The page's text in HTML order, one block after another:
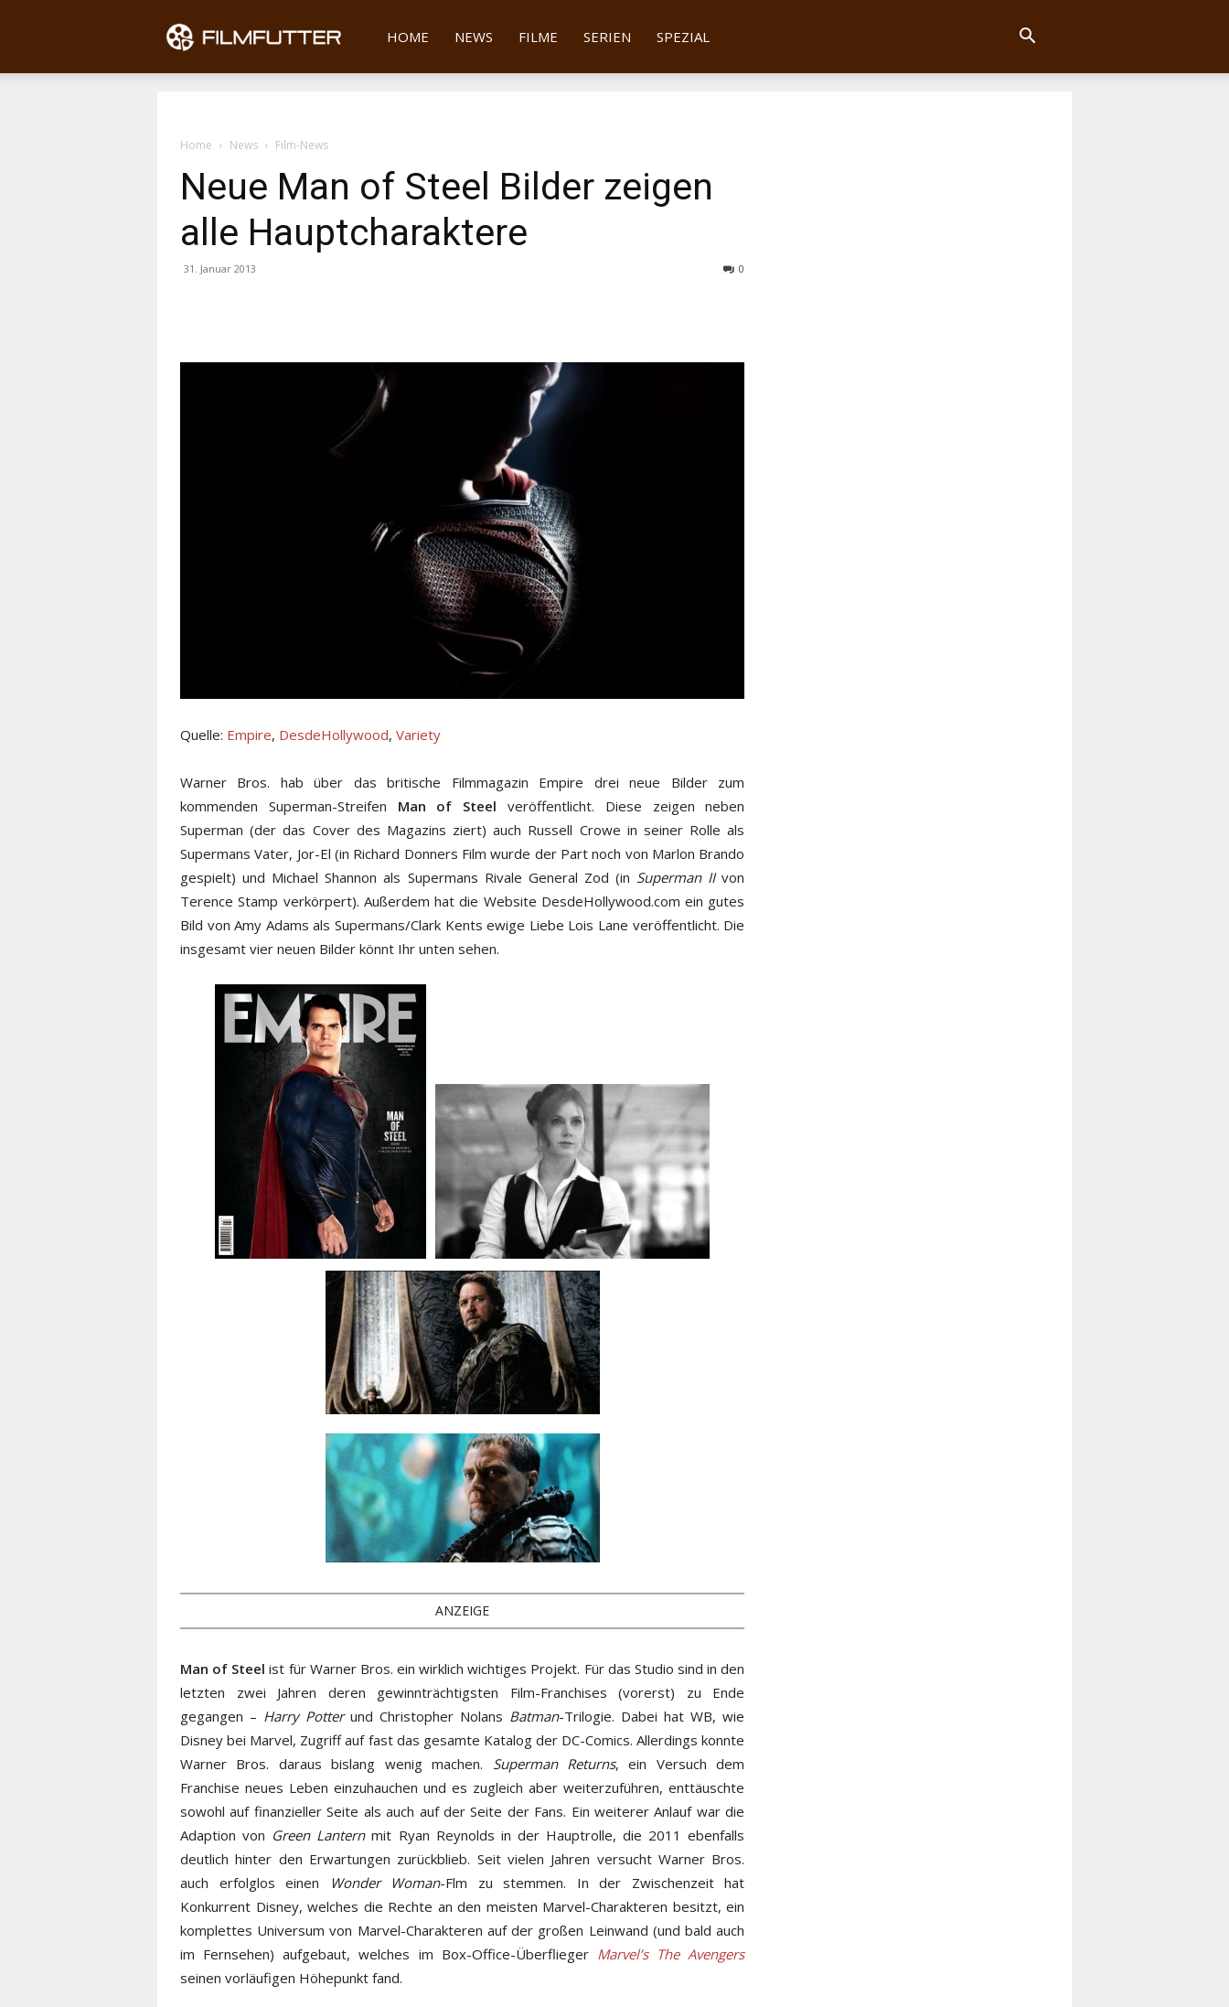
Filmfutter
HOME NEWS FILME SERIEN SPEZIAL
Home News Film-News
Neue Man of Steel Bilder zeigen
alle Hauptcharaktere
31. Januar 2013 0
Quelle: Empire, DesdeHollywood, Variety
Warner Bros. hab über das britische Filmmagazin Empire drei neue Bilder zum
kommenden Superman-Streifen Man of Steel veröffentlicht. Diese zeigen neben
Superman (der das Cover des Magazins ziert) auch Russell Crowe in seiner Rolle als
Supermans Vater, Jor-El (in Richard Donners Film wurde der Part noch von Marlon Brando
gespielt) und Michael Shannon als Supermans Rivale General Zod (in Superman IIvon
Terence Stamp verkörpert). Außerdem hat die Website DesdeHollywood.com ein gutes
Bild von Amy Adams als Supermans/Clark Kents ewige Liebe Lois Lane veröffentlicht. Die
insgesamt vier neuen Bilder könnt Ihr unten sehen.
ANZEIGE
Man of Steel ist für Warner Bros. ein wirklich wichtiges Projekt. Für das Studio sind in den
letzten zwei Jahren deren gewinnträchtigsten Film-Franchises (vorerst) zu Ende
gegangen – Harry Potterund Christopher Nolans Batman-Trilogie. Dabei hat WB, wie
Disney bei Marvel, Zugriff auf fast das gesamte Katalog der DC-Comics. Allerdings konnte
Warner Bros. daraus bislang wenig machen. Superman Returns, ein Versuch dem
Franchise neues Leben einzuhauchen und es zugleich aber weiterzuführen, enttäuschte
sowohl auf finanzieller Seite als auch auf der Seite der Fans. Ein weiterer Anlauf war die
Adaption von Green Lanternmit Ryan Reynolds in der Hauptrolle, die 2011 ebenfalls
deutlich hinter den Erwartungen zurückblieb. Seit vielen Jahren versucht Warner Bros.
auch erfolglos einen
Wonder Woman-Flm zu stemmen. In der Zwischenzeit hat
Konkurrent Disney, welches die Rechte an den meisten Marvel-Charakteren besitzt, ein
komplettes Universum von Marvel-Charakteren auf der großen Leinwand (und bald auch
im Fernsehen) aufgebaut, welches im Box-Office-Überflieger Marvel’s The Avengers
seinen vorläufigen Höhepunkt fand.